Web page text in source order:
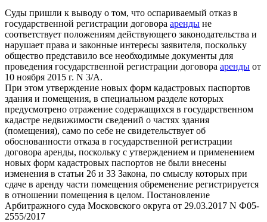
Суды пришли к выводу о том, что оспариваемый отказ в
государственной регистрации договора аренды не
соответствует положениям действующего законодательства и
нарушает права и законные интересы заявителя, поскольку
общество представило все необходимые документы для
проведения государственной регистрации договора аренды от
10 ноября 2015 г. N 3/А.
При этом утверждение новых форм кадастровых паспортов
здания и помещения, в специальном разделе которых
предусмотрено отражение содержащихся в государственном
кадастре недвижимости сведений о частях здания
(помещения), само по себе не свидетельствует об
обоснованности отказа в государственной регистрации
договора аренды, поскольку с утверждением и применением
новых форм кадастровых паспортов не были внесены
изменения в статьи 26 и 33 Закона, по смыслу которых при
сдаче в аренду части помещения обременение регистрируется
в отношении помещения в целом. Постановление
Арбитражного суда Московского округа от 29.03.2017 N Ф05-
2555/2017